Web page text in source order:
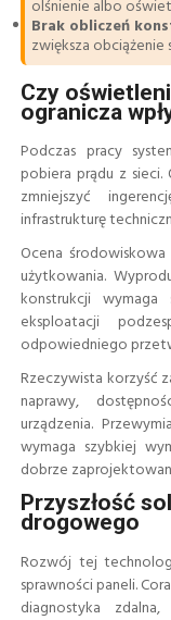
olśnienie albo
Brak obliczeń
zwiększa obciążenie
Czy
ogranicza
Podczas pracy
pobiera prądu z
zmniejszyć
infrastrukturę
Ocena
użytkowania.
konstrukcji
eksploatacji
odpowiedniego
Rzeczywista korzyść
naprawy,
urządzenia.
wymaga szybkiej
dobrze
Przyszłość
drogowego
Rozwój tej
sprawności paneli.
diagnostyka